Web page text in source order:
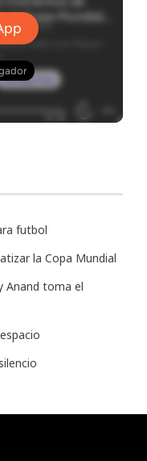
futbol
la Copa Mundial
Anand toma el